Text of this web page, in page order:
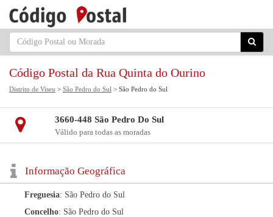
Código Postal da Rua Quinta do Ourino
Distrito de Viseu > São Pedro do Sul > São Pedro do Sul
3660-448 São Pedro Do Sul
Válido para todas as moradas
Informação Geográfica
Freguesia: São Pedro do Sul
Concelho: São Pedro do Sul